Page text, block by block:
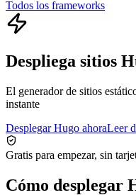
Todos los frameworks
Despliega sitios
El generador de sitios
instante
Desplegar Hugo ahoraLeer
Gratis para empezar, sin
Cómo desplegar